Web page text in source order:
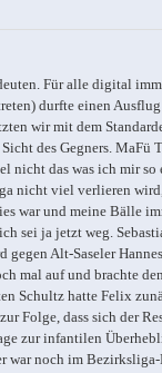
Für alle digital
durfte einen
wir mit dem
des Gegners. MaFü
nicht das was ich mir
nicht viel verlieren
war und meine Bälle
sei ja jetzt weg.
Alt-Saseler
mal auf und brachte
Schultz hatte Felix
Folge, dass sich der
zur infantilen
noch im